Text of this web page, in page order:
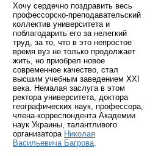
Хочу сердечно поздравить весь
профессорско-преподавательский
коллектив университета и
поблагодарить его за нелегкий
труд, за то, что в это непростое
время вуз не только продолжает
жить, но приобрел новое
современное качество, стал
высшим учебным заведением XXI
века. Немалая заслуга в этом
ректора университета, доктора
географических наук, профессора,
члена-корреспондента Академии
наук Украины, талантливого
организатора Николая
Васильевича Багрова